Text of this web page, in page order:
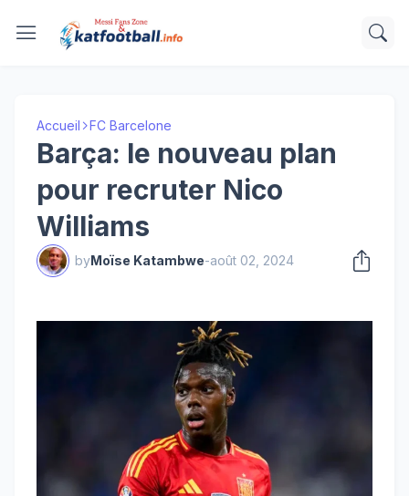
Accueil FC Barcelone
Barça: le nouveau plan
pour recruter Nico
Williams
byMoïse Katambwe-août 02, 2024